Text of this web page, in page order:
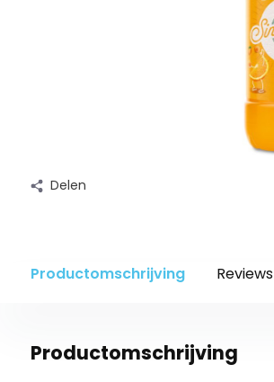
Delen
Productomschrijving Reviews
Productomschrijving